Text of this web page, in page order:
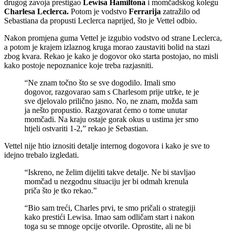
drugog zavoja prestigao Lewisa Hamiltona i momčadskog kolegu
Charlesa Leclerca. Potom je vodstvo Ferrarija zatražilo od
Sebastiana da propusti Leclerca naprijed, što je Vettel odbio.
Nakon promjena guma Vettel je izgubio vodstvo od strane Leclerca,
a potom je krajem izlaznog kruga morao zaustaviti bolid na stazi
zbog kvara. Rekao je kako je dogovor oko starta postojao, no misli
kako postoje nepoznanice koje treba razjasniti.
“Ne znam točno što se sve dogodilo. Imali smo
dogovor, razgovarao sam s Charlesom prije utrke, te je
sve djelovalo prilično jasno. No, ne znam, možda sam
ja nešto propustio. Razgovarat ćemo o tome unutar
momčadi. Na kraju ostaje gorak okus u ustima jer smo
htjeli ostvariti 1-2,” rekao je Sebastian.
Vettel nije htio iznositi detalje internog dogovora i kako je sve to
idejno trebalo izgledati.
“Iskreno, ne želim dijeliti takve detalje. Ne bi stavljao
momčad u nezgodnu situaciju jer bi odmah krenula
priča što je tko rekao.”
“Bio sam treći, Charles prvi, te smo pričali o strategiji
kako prestići Lewisa. Imao sam odličam start i nakon
toga su se mnoge opcije otvorile. Oprostite, ali ne bi